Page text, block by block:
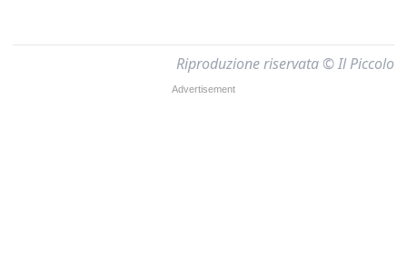
Riproduzione riservata © Il Piccolo